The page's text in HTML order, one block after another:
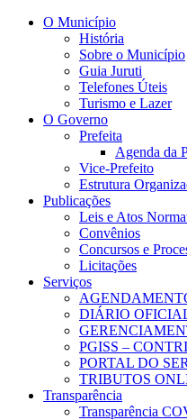
O Município
História
Sobre o Município
Guia Juruti
Telefones Úteis
Turismo e Lazer
O Governo
Prefeita
Agenda da
Vice-Prefeito
Estrutura
Publicações
Leis e Atos
Convênios
Concursos e
Licitações
Serviços
DIÁRIO
PGISS –
PORTAL DO
TRIBUTOS
Transparência
Transparência